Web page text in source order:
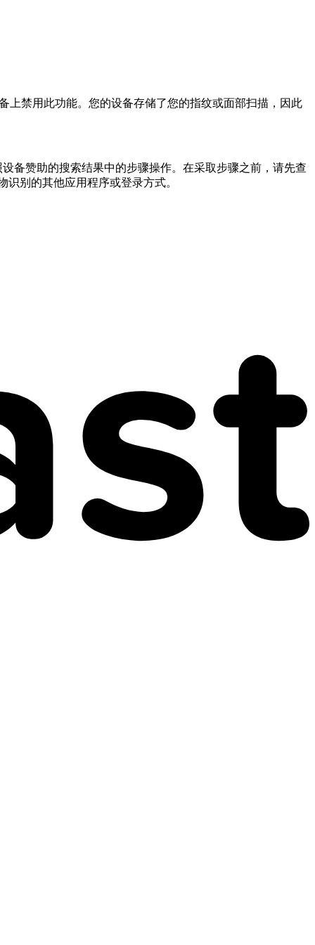
上禁用此功能。您的设备存储了您的指纹或面部扫描，因此
备赞助的搜索结果中的步骤操作。在采取步骤之前，请先查
别的其他应用程序或登录方式。